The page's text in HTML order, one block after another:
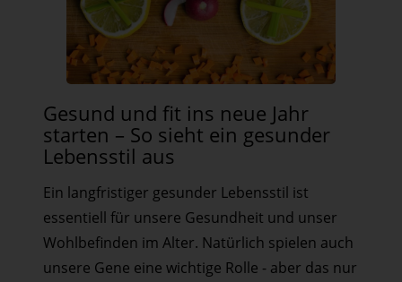
und
fit
neue
Jahr
starten
–
Gesund und fit ins neue Jahr
starten – So sieht ein gesunder
Lebensstil aus
Ein langfristiger gesunder Lebensstil ist
essentiell für unsere Gesundheit und unser
Wohlbefinden im Alter. Natürlich spielen auch
unsere Gene eine wichtige Rolle - aber das nur